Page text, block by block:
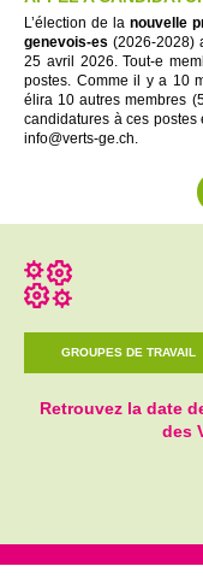
L’élection de lanouvelle
genevois-es (2026-2028)
25 avril 2026.Tout-e
postes. Comme il y a 10
élira 10 autres membres
candidatures à ces postes
info@verts-ge.ch.
GROUPES DE TRAVAIL
Retrouvez la date
des